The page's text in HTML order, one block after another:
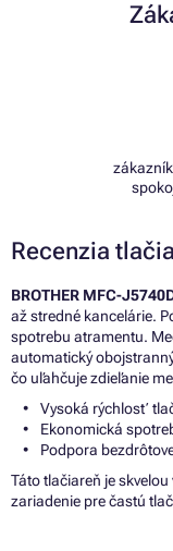
Recenzia
BROTHER MFC-
až stredné kancelárie.
spotrebu atramentu.
automatický
čo uľahčuje zdieľanie
Vysoká rýchlosť
Ekonomická
Podpora
Táto tlačiareň je
zariadenie pre častú